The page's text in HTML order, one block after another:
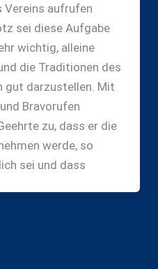
Vereins aufrufen
sei diese Aufgabe
wichtig, alleine
die Traditionen des
gut darzustellen. Mit
Bravorufen
zu, dass er die
werde, so
sei und dass